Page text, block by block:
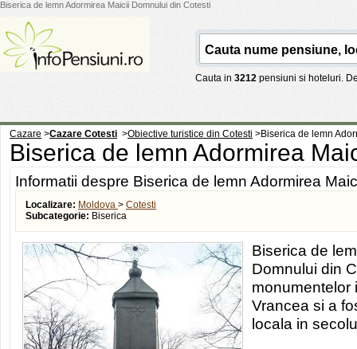
Biserica de lemn Adormirea Maicii Domnului din Cotesti
Cauta in 3212 pensiuni si hoteluri.
Cazare >Cazare Cotesti >Obiective turistice din Cotesti >Biserica de lemn
Biserica de lemn Adormirea
Informatii despre Biserica de lemn Adormirea
Localizare: Moldova > Cotesti
Subcategorie: Biserica
Biserica de
Domnului din
monumentelor
Vrancea si a
locala in